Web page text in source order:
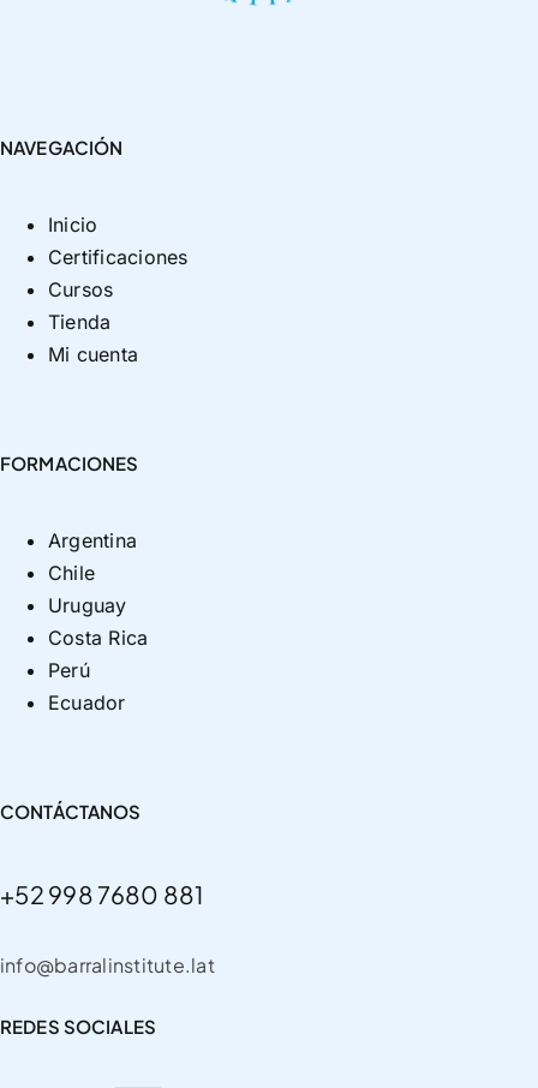
NAVEGACIÓN
Inicio
Certificaciones
Cursos
Tienda
Mi cuenta
FORMACIONES
Argentina
Chile
Uruguay
Costa Rica
Perú
Ecuador
CONTÁCTANOS
+52 998 7680 881
info@barralinstitute.lat
REDES SOCIALES